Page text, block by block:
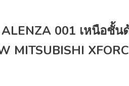
ALENZA 001 เหนือ
MITSUBISHI